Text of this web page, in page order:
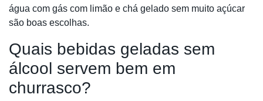
água com gás com limão e chá gelado sem muito açúcar
são boas escolhas.
Quais bebidas geladas sem
álcool servem bem em
churrasco?